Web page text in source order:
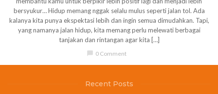
bersyukur… Hidup memang nggak selalu mulus seperti jalan tol. Ada
kalanya kita punya ekspektasi lebih dan ingin semua dimudahkan. Tapi,
yang namanya jalan hidup, kita memang perlu melewati berbagai
tanjakan dan rintangan agar kita […]
chat_bubble 0 Comment
Recent Posts